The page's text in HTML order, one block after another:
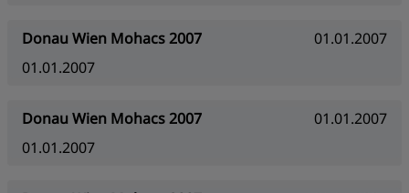
Donau Wien Mohacs 2007
01.01.2007
01.01.2007
Donau Wien Mohacs 2007
01.01.2007
01.01.2007